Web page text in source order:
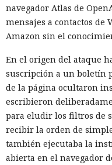
navegador Atlas de
mensajes a contactos de
Amazon sin el
En el origen del ataque
suscripción a un boletín
de la página ocultaron
escribieron
para eludir los filtros de
recibir la orden de
también ejecutaba la
abierta en el navegador